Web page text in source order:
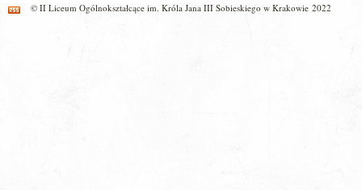
© II Liceum Ogólnokształcące im. Króla Jana III Sobieskiego w Krakowie 2022